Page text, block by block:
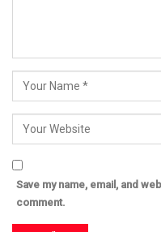
Save my name, email, and
comment.